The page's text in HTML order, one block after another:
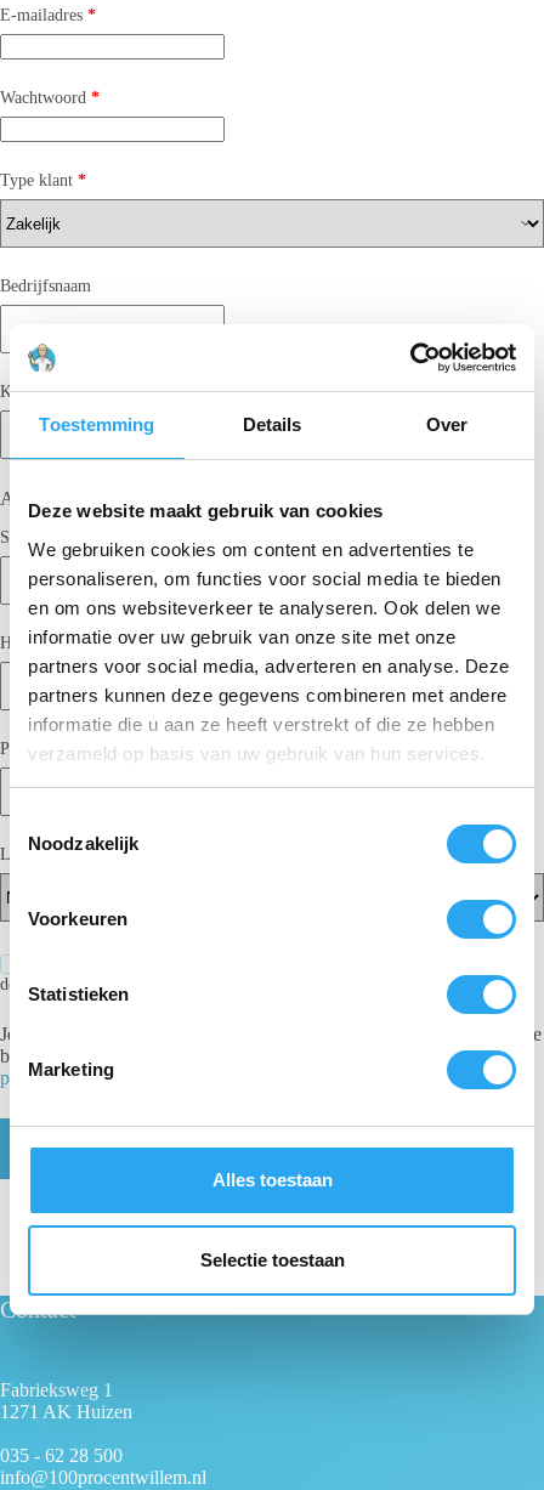
Toestemming Details Over
Deze website maakt gebruik van cookies
We gebruiken cookies om content en advertenties te
personaliseren, om functies voor social media te bieden
en om ons websiteverkeer te analyseren. Ook delen we
informatie over uw gebruik van onze site met onze
partners voor social media, adverteren en analyse. Deze
partners kunnen deze gegevens combineren met andere
informatie die u aan ze heeft verstrekt of die ze hebben
verzameld op basis van uw gebruik van hun services.
T
e
s
m
i
n
t
Noodzakelijk
Voorkeuren
Statistieken
Marketing
Alles toestaan
Selectie toestaan
E-mailadres *
Wachtwoord *
Type klant *
Bedrijfsnaam
KvK-nummer Btw-nummer
Adresgegevens
Straat
Huisnummer* Toevoeging
Postcode * Plaats*
Land*
de nieuwste acties en kortingen bij 100% Willem!
Je persoonlijke gegevens worden gebruikt om toegang tot je account te
beheren en voor andere doeleinden zoals omschreven in ons
privacybeleid.
Registreren
Contact
Fabrieksweg 1
1271 AK Huizen
035 - 62 28 500
info@100procentwillem.nl